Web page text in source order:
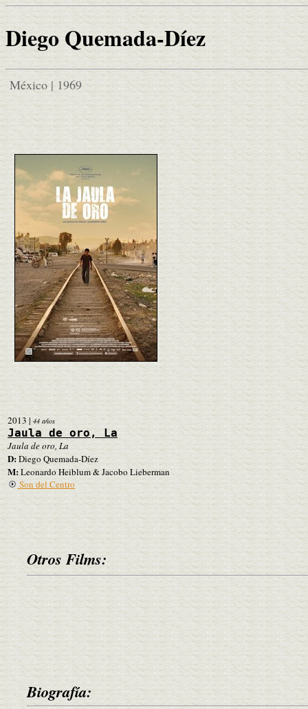
Diego Quemada-Díez
México | 1969
2013 | 44 años
Jaula de oro, La
Jaula de oro, La
D:Diego Quemada-Díez
M:Leonardo Heiblum & Jacobo Lieberman
Son del Centro
Otros Films:
Biografía: